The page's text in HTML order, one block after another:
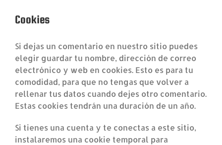
Cookies
Si dejas un comentario en nuestro sitio puedes
elegir guardar tu nombre, dirección de correo
electrónico y web en cookies. Esto es para tu
comodidad, para que no tengas que volver a
rellenar tus datos cuando dejes otro comentario.
Estas cookies tendrán una duración de un año.
Si tienes una cuenta y te conectas a este sitio,
instalaremos una cookie temporal para